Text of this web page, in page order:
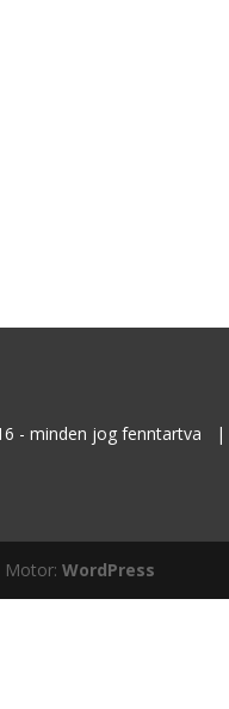
- minden jog fenntartva |
Motor:WordPress